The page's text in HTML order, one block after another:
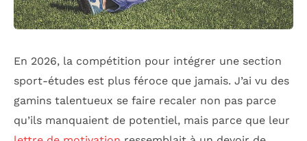
En 2026, la compétition pour intégrer une section
sport-études est plus féroce que jamais. J’ai vu des
gamins talentueux se faire recaler non pas parce
qu’ils manquaient de potentiel, mais parce que leur